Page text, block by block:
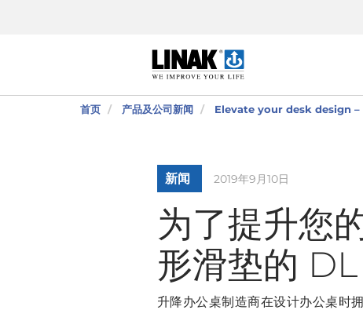
首页 产品及公司新闻 Elevate your desk design
新闻 2019年9月10日
为了提升您
形滑垫的
升降办公桌制造商在设计办公桌时